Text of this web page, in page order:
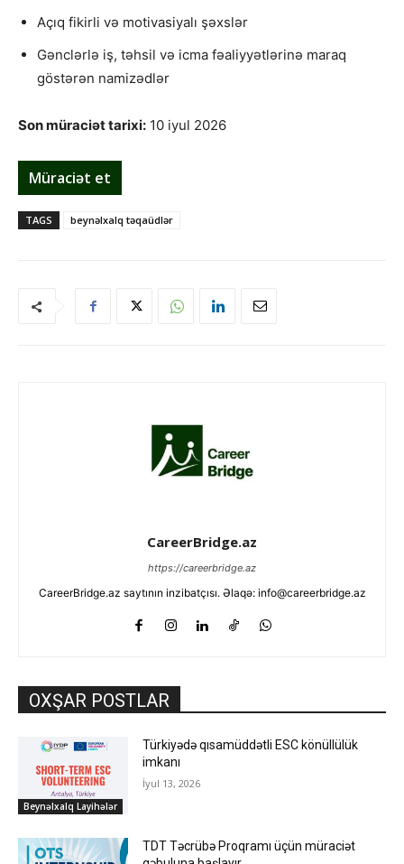
Açıq fikirli və motivasiyalı şəxslər
Gənclərlə iş, təhsil və icma fəaliyyətlərinə maraq
göstərən namizədlər
Son müraciət tarixi: 10 iyul 2026
Müraciət et
TAGS beynəlxalq təqaüdlər
CareerBridge.az
https://careerbridge.az
CareerBridge.az saytının inzibatçısı. Əlaqə: info@careerbridge.az
OXŞAR POSTLAR
Beynəlxalq Layihələr
Türkiyədə qısamüddətli ESC könüllülük
imkanı
İyul 13, 2026
TDT Təcrübə Proqramı üçün müraciət